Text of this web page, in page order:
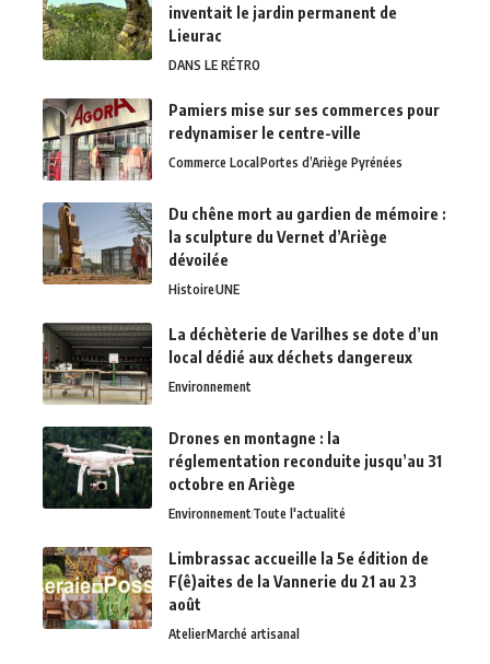
inventait le jardin permanent de
Lieurac
DANS LE RÉTRO
Pamiers mise sur ses commerces pour
redynamiser le centre-ville
Commerce Local Portes d’Ariège Pyrénées
Du chêne mort au gardien de mémoire :
la sculpture du Vernet d’Ariège
dévoilée
HistoireUNE
La déchèterie de Varilhes se dote d’un
local dédié aux déchets dangereux
Environnement
Drones en montagne : la
réglementation reconduite jusqu’au 31
octobre en Ariège
EnvironnementToute l'actualité
Limbrassac accueille la 5e édition de
F(ê)aites de la Vannerie du 21 au 23
août
AtelierMarché artisanal